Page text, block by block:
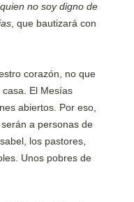
no soy digno de
, que bautizará con
corazón, no que
El Mesías
abiertos. Por eso,
a personas de
los pastores,
Unos pobres de